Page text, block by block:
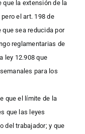
que la extensión de la
el art. 198 de
sea reducida por
reglamentarias de
ley 12.908 que
para los
que el límite de la
que las leyes
del trabajador; y que